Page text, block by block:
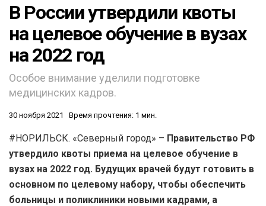
В России утвердили квоты
на целевое обучение в вузах
на 2022 год
Особое внимание уделили подготовке
медицинских кадров.
30 ноября 2021 Время прочтения: 1 мин.
#НОРИЛЬСК. «Северный город» – Правительство РФ
утвердило квоты приема на целевое обучение в
вузах на 2022 год. Будущих врачей будут готовить в
основном по целевому набору, чтобы обеспечить
больницы и поликлиники новыми кадрами, а